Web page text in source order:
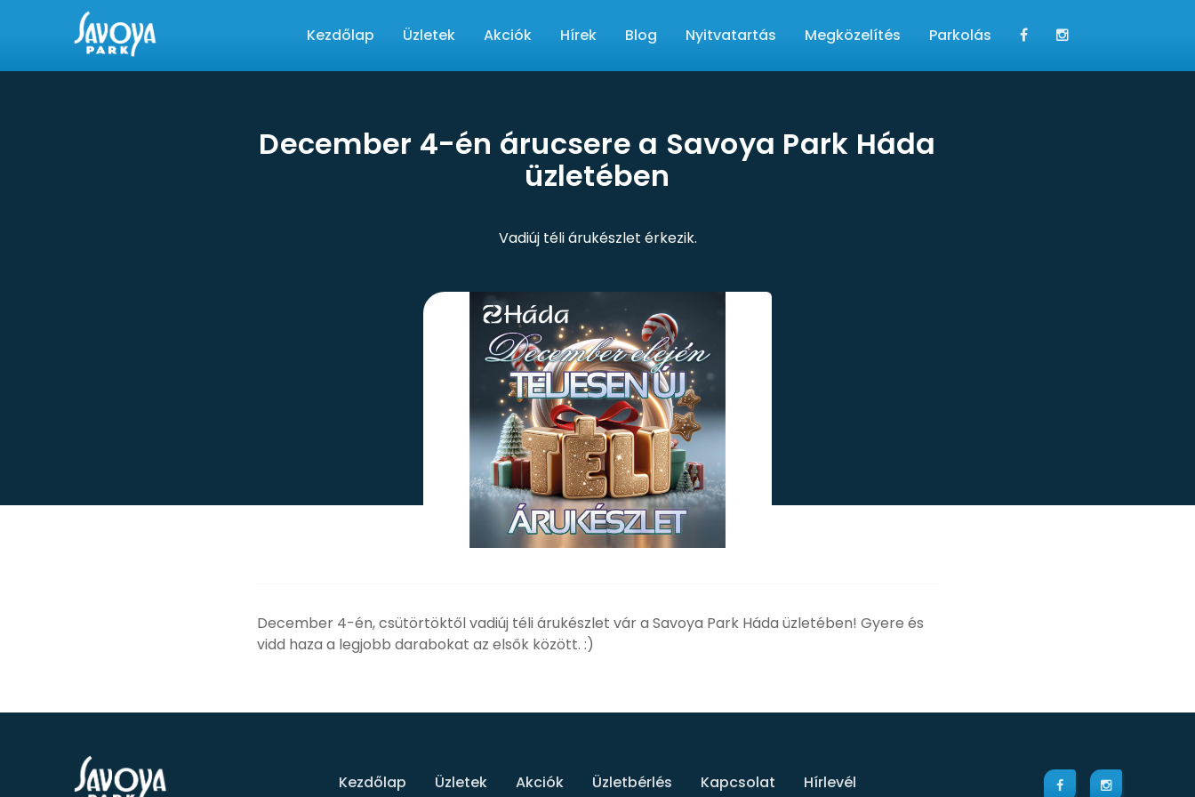
Kezdőlap Üzletek Akciók Hírek Blog Nyitvatartás Megközelítés Parkolás
December 4-én árucsere a Savoya Park Háda
üzletében
Vadiúj téli árukészlet érkezik.
December 4-én, csütörtöktől vadiúj téli árukészlet vár a Savoya Park Háda üzletében! Gyere és
vidd haza a legjobb darabokat az elsők között. :)
Kezdőlap Üzletek Akciók Üzletbérlés Kapcsolat Hírlevél